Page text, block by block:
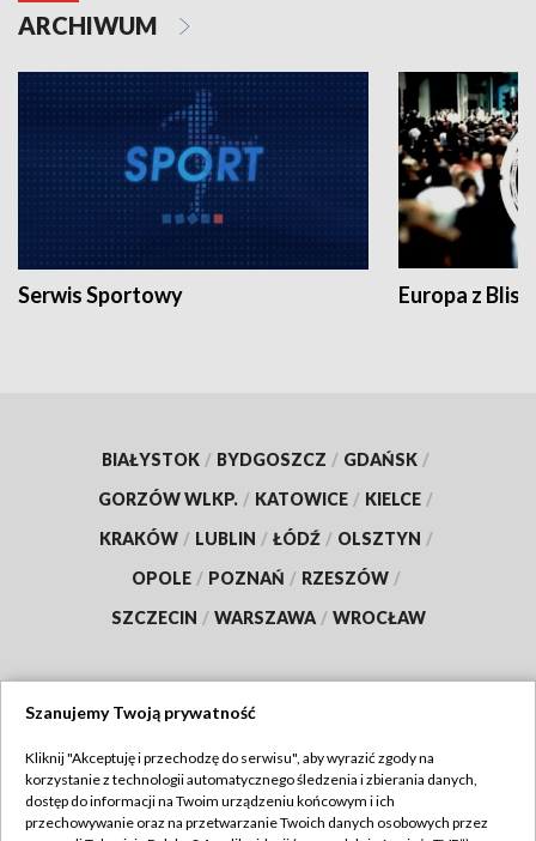
ARCHIWUM
Serwis Sportowy Europa z
BIAŁYSTOK / BYDGOSZCZ / GDAŃSK /
GORZÓW WLKP. / KATOWICE / KIELCE /
KRAKÓW / LUBLIN / ŁÓDŹ / OLSZTYN /
OPOLE / POZNAŃ / RZESZÓW /
SZCZECIN / WARSZAWA / WROCŁAW
TVP
Abonament TVP
Regulamin TVP
Szanujemy Twoją prywatność
Kliknij "Akceptuję i przechodzę do serwisu", aby wyrazić zgody na
korzystanie z technologii automatycznego śledzenia i zbierania danych,
dostęp do informacji na Twoim urządzeniu końcowym i ich
przechowywanie oraz na przetwarzanie Twoich danych osobowych przez